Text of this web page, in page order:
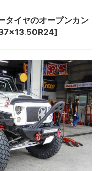
タイヤのオープンカン